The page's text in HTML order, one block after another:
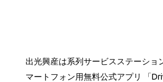
出光興産は系列サービスステーショ
マートフォン用無料公式アプリ 「